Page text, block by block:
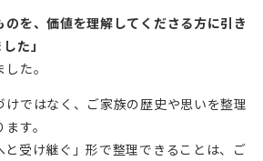
のを、価値を理解してくださる方に引き
た」
た。
ではなく、ご家族の歴史や思いを整理
す。
受け継ぐ」形で整理できることは、ご